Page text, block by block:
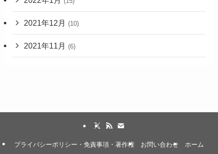
2021年12月 (10)
2021年11月 (6)
プライバシーポリシー・免責事項・著作権 お問い合わせ ホーム